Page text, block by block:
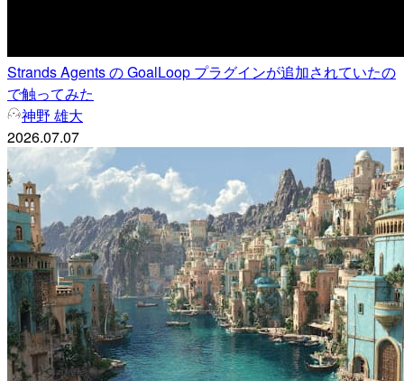
Strands Agents の GoalLoop プラグインが追加されていたの
で触ってみた
神野 雄大
2026.07.07